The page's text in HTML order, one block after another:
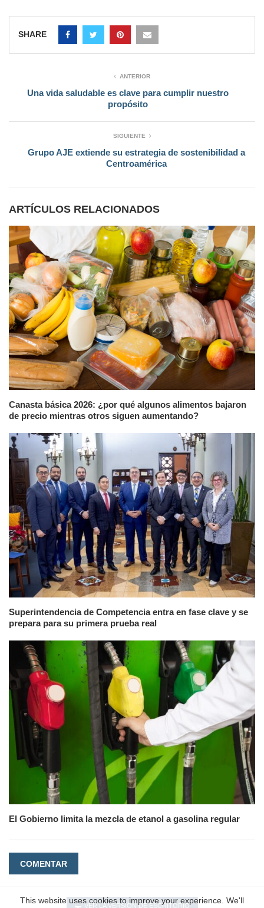
SHARE
ANTERIOR
Una vida saludable es clave para cumplir nuestro
propósito
SIGUIENTE
Grupo AJE extiende su estrategia de sostenibilidad a
Centroamérica
ARTÍCULOS RELACIONADOS
Canasta básica 2026: ¿por qué algunos alimentos bajaron
de precio mientras otros siguen aumentando?
Superintendencia de Competencia entra en fase clave y se
prepara para su primera prueba real
El Gobierno limita la mezcla de etanol a gasolina regular
COMENTAR
VER LA VERSIÓN DE ESCRITORIO
This website uses cookies to improve your experience. We'll